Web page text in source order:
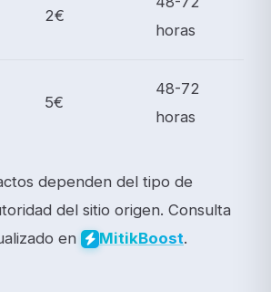
2€
horas
5€
48-72
horas
dependen del tipo de
del sitio origen. Consulta
en
MitikBoost.